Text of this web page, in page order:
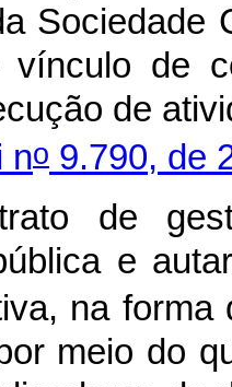
Sociedade
vínculo de
de
no 9.790, de
de
e
na
meio do